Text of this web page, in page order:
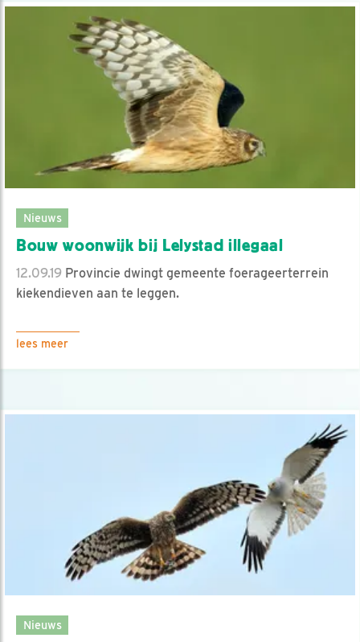
Nieuws
Bouw woonwijk bij Lelystad illegaal
12.09.19 Provincie dwingt gemeente foerageerterrein
kiekendieven aan te leggen.
lees meer
Nieuws